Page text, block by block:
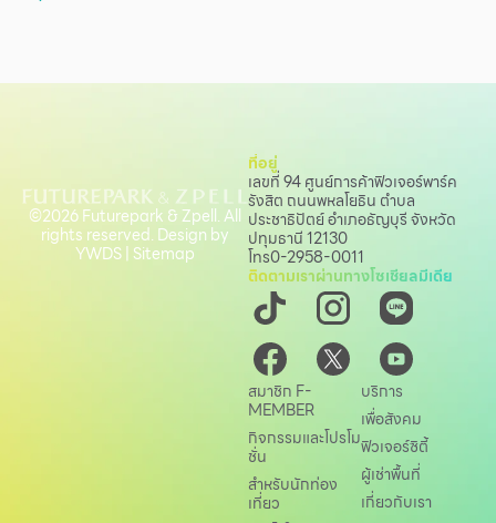
ที่อยู่
เลขที่ 94 ศูนย์การค้าฟิวเจอร์พาร์ค
รังสิต ถนนพหลโยธิน ตำบล
ประชาธิปัตย์ อำเภอธัญบุรี จังหวัด
ปทุมธานี 12130
โทร0-2958-0011
ติดตามเราผ่านทางโซเชียลมีเดีย
สมาชิก F-
MEMBER
กิจกรรมและโปรโม
ชั่น
สำหรับนักท่อง
เที่ยว
บริการ
เพื่อสังคม
ฟิวเจอร์ซิตี้
ผู้เช่าพื้นที่
เกี่ยวกับเรา
©2026 Futurepark & Zpell. All
rights reserved. Design by
YWDS| Sitemap